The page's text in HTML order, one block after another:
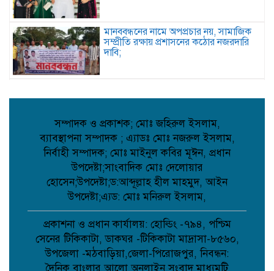
মানববন্ধনের নামে অপপ্রচার নয়, সামাজিক
সম্প্রীতি রক্ষায় প্রশাসনের কঠোর নজরদারি
দাবি;
ইউনিয়নের মাটি ও মানুষের আস্থার প্রতীক;
কবিতা: লেখক ছড়া ;
বাগেরহাটে মারধর ও হত্যাচেষ্টার অভিযোগে
আদালতে মামলা, ৫ জন আসামি;
টানা বৃষ্টিতে আত্রাইয়ে বেড়েছে সবজির দাম,
সম্পাদক ও প্রকাশক; মোঃ জহিরুল ইসলাম,
ব্যাবস্থাপনা সম্পাদক ; এ্যাডঃ মোঃ নজরুল ইসলাম,
নির্বাহী সম্পাদক; মোঃ মাইনুল কবির মূঈন, প্রধান
উপদেষ্টা;সাংবাদিক মোঃ দেলোয়ার
হোসেন;উপদেষ্টা;ড:আব্দূল্লাহ হীল মাহমুদ, আইন
উপদেষ্টা;এ্যড: মোঃ মনিরুল ইসলাম,
প্রকাশনা ও প্রধান কার্যালয়: হোল্ডিং -৭৯৪, পশ্চিম
সেনের টিকিকাটা, ডাকঘর -টিকিকাটা মাদ্রাসা-৮৫৬০,
উপজেলা -মঠবাড়িয়া,জেলা-পিরোজপুর, নিবন্ধন:
দৈনিক বাংলার আলো অনলাইন সংবাদ মাধ্যমটি